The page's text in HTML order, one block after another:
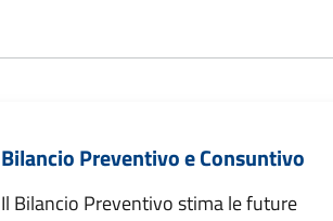
Bilancio Preventivo e Consuntivo
Il Bilancio Preventivo stima le future